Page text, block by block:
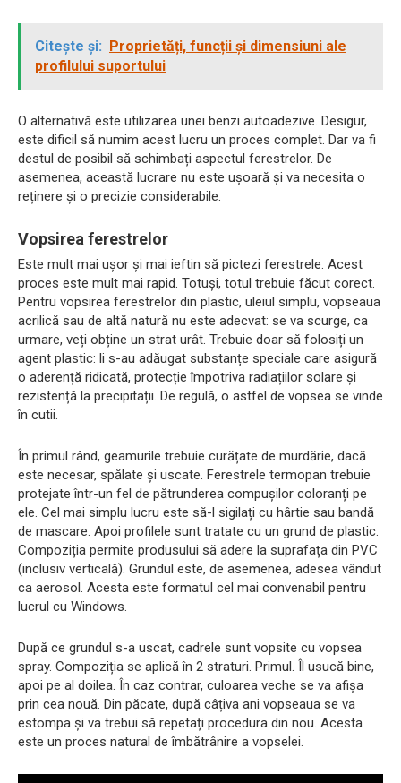
Citește și: Proprietăți, funcții și dimensiuni ale
profilului suportului
O alternativă este utilizarea unei benzi autoadezive. Desigur,
este dificil să numim acest lucru un proces complet. Dar va fi
destul de posibil să schimbați aspectul ferestrelor. De
asemenea, această lucrare nu este ușoară și va necesita o
reținere și o precizie considerabile.
Vopsirea ferestrelor
Este mult mai ușor și mai ieftin să pictezi ferestrele. Acest
proces este mult mai rapid. Totuși, totul trebuie făcut corect.
Pentru vopsirea ferestrelor din plastic, uleiul simplu, vopseaua
acrilică sau de altă natură nu este adecvat: se va scurge, ca
urmare, veți obține un strat urât. Trebuie doar să folosiți un
agent plastic: li s-au adăugat substanțe speciale care asigură
o aderență ridicată, protecție împotriva radiațiilor solare și
rezistență la precipitații. De regulă, o astfel de vopsea se vinde
în cutii.
În primul rând, geamurile trebuie curățate de murdărie, dacă
este necesar, spălate și uscate. Ferestrele termopan trebuie
protejate într-un fel de pătrunderea compușilor coloranți pe
ele. Cel mai simplu lucru este să-l sigilați cu hârtie sau bandă
de mascare. Apoi profilele sunt tratate cu un grund de plastic.
Compoziția permite produsului să adere la suprafața din PVC
(inclusiv verticală). Grundul este, de asemenea, adesea vândut
ca aerosol. Acesta este formatul cel mai convenabil pentru
lucrul cu Windows.
După ce grundul s-a uscat, cadrele sunt vopsite cu vopsea
spray. Compoziția se aplică în 2 straturi. Primul. Îl usucă bine,
apoi pe al doilea. În caz contrar, culoarea veche se va afișa
prin cea nouă. Din păcate, după câțiva ani vopseaua se va
estompa și va trebui să repetați procedura din nou. Acesta
este un proces natural de îmbătrânire a vopselei.